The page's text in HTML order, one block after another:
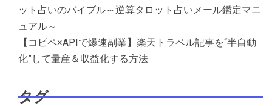
ット占いのバイブル～逆算タロット占いメール鑑定マニ
ュアル～
【コピペ×APIで爆速副業】楽天トラベル記事を“半自動
化”して量産＆収益化する方法
タグ